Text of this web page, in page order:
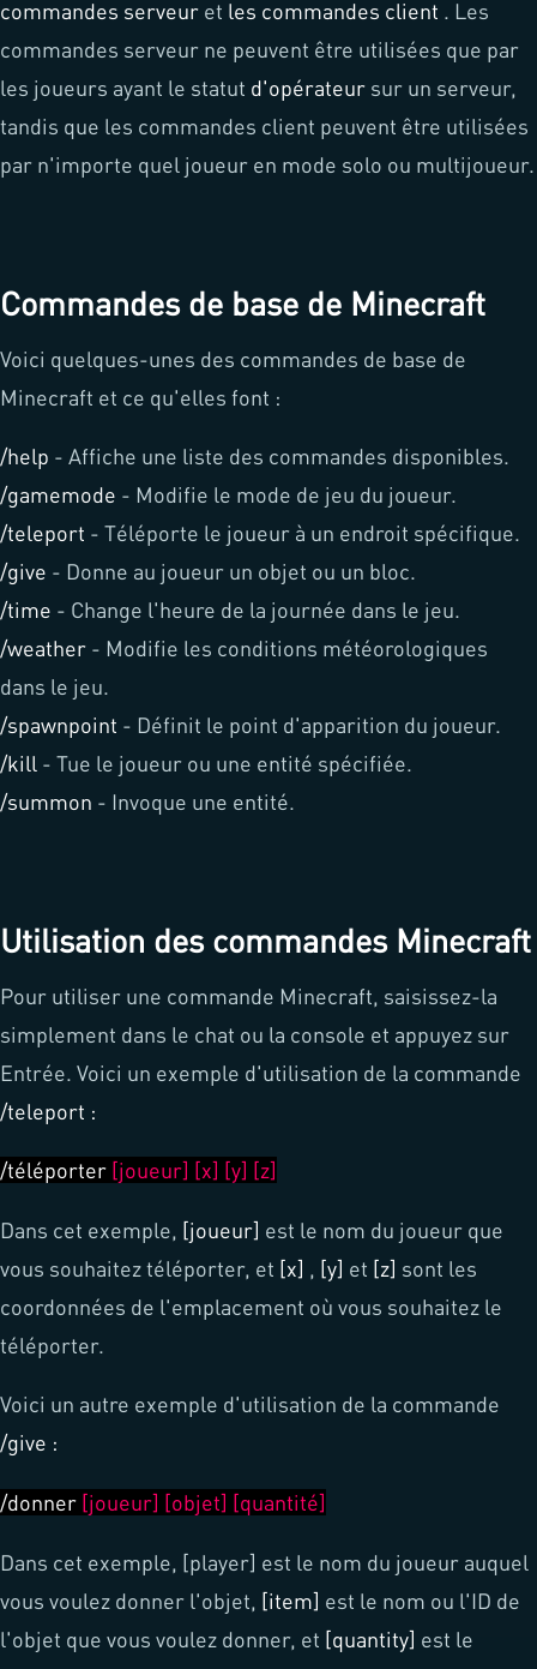
commandes serveur et les commandes client . Les
commandes serveur ne peuvent être utilisées que par
les joueurs ayant le statut d'opérateur sur un serveur,
tandis que les commandes client peuvent être utilisées
par n'importe quel joueur en mode solo ou multijoueur.
Commandes de base de Minecraft
Voici quelques-unes des commandes de base de
Minecraft et ce qu'elles font :
/help - Affiche une liste des commandes disponibles.
/gamemode - Modifie le mode de jeu du joueur.
/teleport - Téléporte le joueur à un endroit spécifique.
/give - Donne au joueur un objet ou un bloc.
/time - Change l'heure de la journée dans le jeu.
/weather - Modifie les conditions météorologiques
dans le jeu.
/spawnpoint - Définit le point d'apparition du joueur.
/kill - Tue le joueur ou une entité spécifiée.
/summon - Invoque une entité.
Utilisation des commandes Minecraft
Pour utiliser une commande Minecraft, saisissez-la
simplement dans le chat ou la console et appuyez sur
Entrée. Voici un exemple d'utilisation de la commande
/teleport :
/téléporter [joueur] [x] [y] [z]
Dans cet exemple, [joueur] est le nom du joueur que
vous souhaitez téléporter, et [x] , [y] et [z] sont les
coordonnées de l'emplacement où vous souhaitez le
téléporter.
Voici un autre exemple d'utilisation de la commande
/give :
/donner [joueur] [objet] [quantité]
Dans cet exemple, [player] est le nom du joueur auquel
vous voulez donner l'objet, [item] est le nom ou l'ID de
l'objet que vous voulez donner, et [quantity] est le